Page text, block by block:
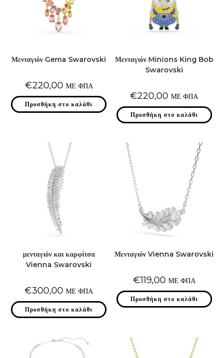
Μενταγιόν Gema Swarovski
€220,00 ΜΕ ΦΠΑ
Προσθήκη στο καλάθι
Μενταγιόν Minions King Bob
Swarovski
€220,00 ΜΕ ΦΠΑ
Προσθήκη στο καλάθι
μενταγιόν και καρφίτσα
Vienna Swarovski
€300,00 ΜΕ ΦΠΑ
Προσθήκη στο καλάθι
Μενταγιόν Vienna Swarovski
€119,00 ΜΕ ΦΠΑ
Προσθήκη στο καλάθι